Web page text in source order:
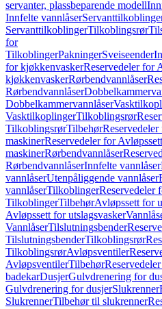
servanter, plassbeparende modell
Innfelte vannlåser
ServanttilkoblingerTilkoblingsrør
for
TilkoblingerPakningerSveiseender
for kjøkkenvaskerReservedeler for
kjøkkenvaskerRørbendvannlåser
Rørbendvannlåser
Dobbelkammervannlåser
VasktilkoplingerTilkoblingsrør
TilkoblingsrørTilbehør
maskinerReservedeler for
maskinerRørbendvannlåser
RørbendvannlåserInnfelte vannlåser
vannlåserUtenpåliggende vannlåser
vannlåserTilkoblingerReservedeler
TilkoblingerTilbehørAvløpssett for
Avløpssett for utslagsvasker
VannlåserTilslutningsbender
TilslutningsbenderTilkoblingsrør
TilkoblingsrørAvløpsventiler
AvløpsventilerTilbehør
badekarDusjerGulvdrenering for
Gulvdrenering for dusjerSlukrenner
SlukrennerTilbehør til slukrenner